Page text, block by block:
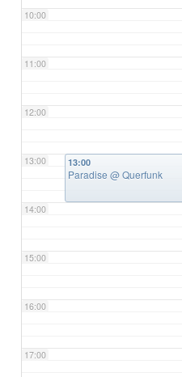
10:00
11:00
12:00
13:00
14:00
15:00
16:00
17:00
13:00
Paradise@ Querfunk